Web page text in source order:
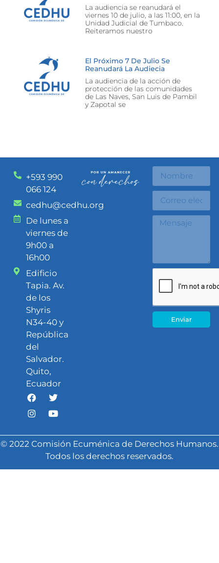
La audiencia se reanudará el
viernes 10 de julio, a las 11:00, en la
Unidad Judicial de Tumbaco.
Reiteramos nuestro
El Próximo 7 De Julio Se
Reanudará La Audiecia
La audiencia de la acción de
protección de las comunidades
de Las Naves, San Luis de Pambil
y Zapotal se
+593 990
066 124
cedhu@cedhu.org
De lunes a
viernes de
9h00 a
16h00
Edificio
Tapia. Av.
de los
Shyris
N34-40 y
República
del
Salvador.
Quito,
Ecuador
Enviar
© 2022 Comisión Ecuménica de Derechos Humanos.
Todos los derechos reservados.